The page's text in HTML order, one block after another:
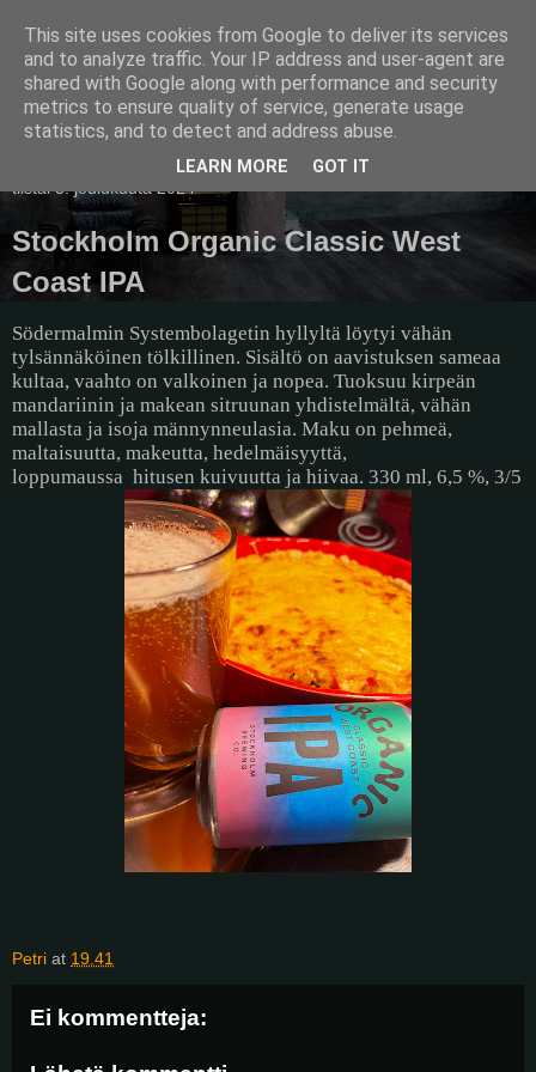
Pullollinen
tiistai 3. joulukuuta 2024
Stockholm Organic Classic West
Coast IPA
Södermalmin Systembolagetin hyllyltä löytyi vähän
tylsännäköinen tölkillinen. Sisältö on aavistuksen sameaa
kultaa, vaahto on valkoinen ja nopea. Tuoksuu kirpeän
mandariinin ja makean sitruunan yhdistelmältä, vähän
mallasta ja isoja männynneulasia. Maku on pehmeä,
maltaisuutta, makeutta, hedelmäisyyttä,
loppumaussa hitusen kuivuutta ja hiivaa. 330 ml, 6,5 %, 3/5
Petri at 19.41
Ei kommentteja:
This site uses cookies from Google to deliver its services
and to analyze traffic. Your IP address and user-agent are
shared with Google along with performance and security
metrics to ensure quality of service, generate usage
statistics, and to detect and address abuse.
LEARN MORE GOT IT